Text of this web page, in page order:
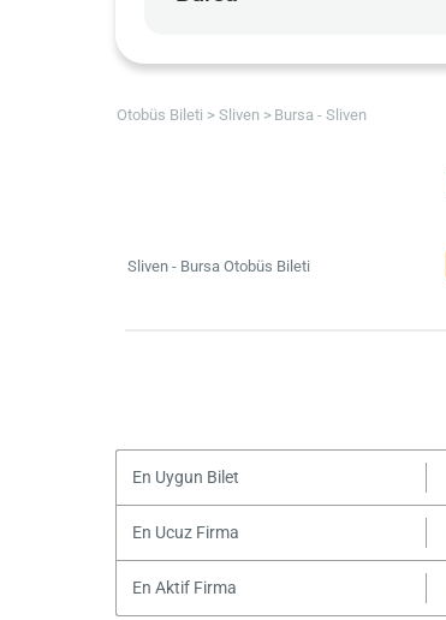
Otobüs Bileti Sliven Bursa - Sliven
Sliven - Bursa Otobüs Bileti
En Uygun Bilet
En Ucuz Firma
En Aktif Firma